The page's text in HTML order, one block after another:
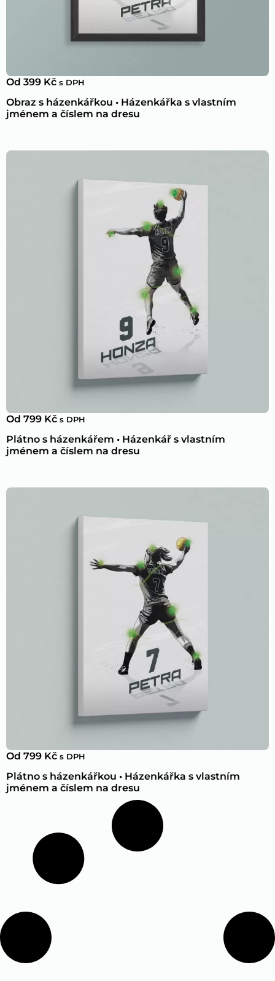
Od 399 Kč s DPH
Obraz s házenkářkou • Házenkářka s vlastním
jménem a číslem na dresu
Od 799 Kč s DPH
Plátno s házenkářem • Házenkář s vlastním
jménem a číslem na dresu
Od 799 Kč s DPH
Plátno s házenkářkou • Házenkářka s vlastním
jménem a číslem na dresu